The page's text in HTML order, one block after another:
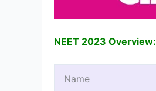
NEET 2023 Overview:
Name